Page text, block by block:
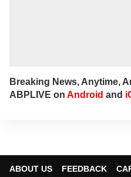
Breaking News, Anytime,
ABPLIVE on Android and
ABOUT US FEEDBACK